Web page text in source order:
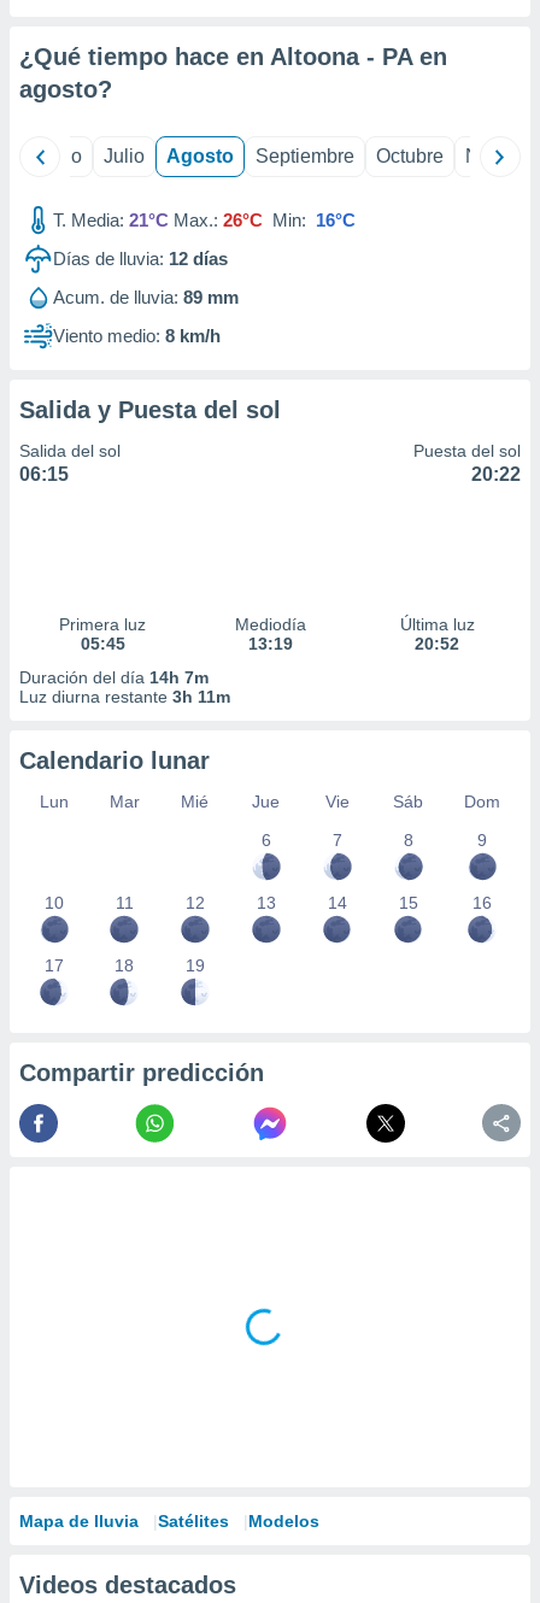
e
de
¿Qué tiempo hace en Altoona - PA en
agosto?
Junio Julio Agosto Septiembre Octubre
T. Media: 21°C Max.: 26°C Min: 16°C
Días de lluvia: 12 días
Acum. de lluvia: 89 mm
Viento medio: 8 km/h
Salida y Puesta del sol
Salida del sol
06:15
Puesta del sol
20:22
Primera luz
05:45
Mediodía
13:19
Última luz
20:52
Duración del día 14h 7m
Luz diurna restante 3h 11m
Calendario lunar
Lun Mar Mié Jue Vie Sáb
Dom
6
7 8 9
10 11 12 13 14 15 16
17 18 19
Compartir predicción
Mapa de lluvia Satélites Modelos
Videos destacados